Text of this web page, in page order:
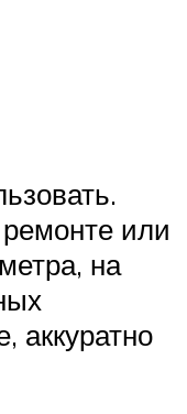
или
на
аккуратно